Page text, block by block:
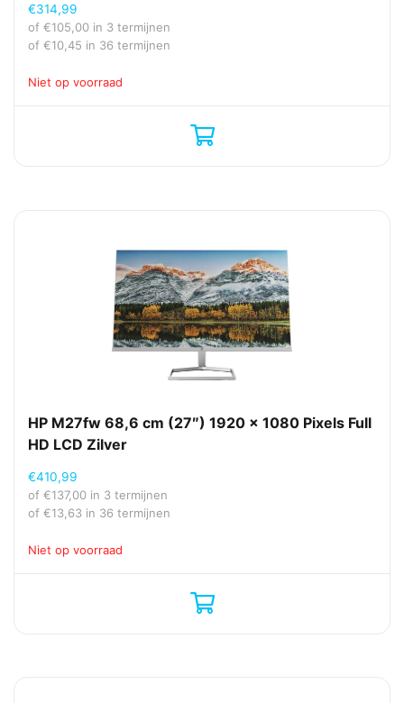
€314,99
of €105,00 in 3 termijnen
of €10,45 in 36 termijnen
Niet op voorraad
HP M27fw 68,6 cm (27″) 1920 x 1080 Pixels Full
HD LCD Zilver
€410,99
of €137,00 in 3 termijnen
of €13,63 in 36 termijnen
Niet op voorraad